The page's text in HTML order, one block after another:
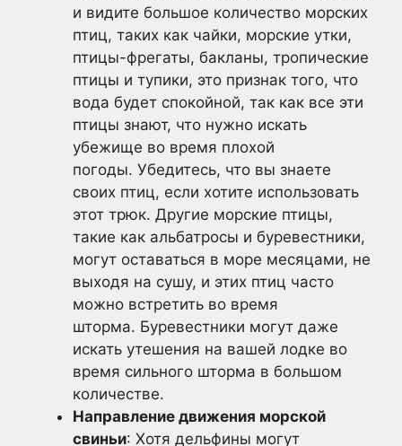
и видите большое количество морских
птиц, таких как чайки, морские утки,
птицы-фрегаты, бакланы, тропические
птицы и тупики, это признак того, что
вода будет спокойной, так как все эти
птицы знают, что нужно искать
убежище во время плохой
погоды. Убедитесь, что вы знаете
своих птиц, если хотите использовать
этот трюк. Другие морские птицы,
такие как альбатросы и буревестники,
могут оставаться в море месяцами, не
выходя на сушу, и этих птиц часто
можно встретить во время
шторма. Буревестники могут даже
искать утешения на вашей лодке во
время сильного шторма в большом
количестве.
Направление движения морской
свиньи: Хотя дельфины могут